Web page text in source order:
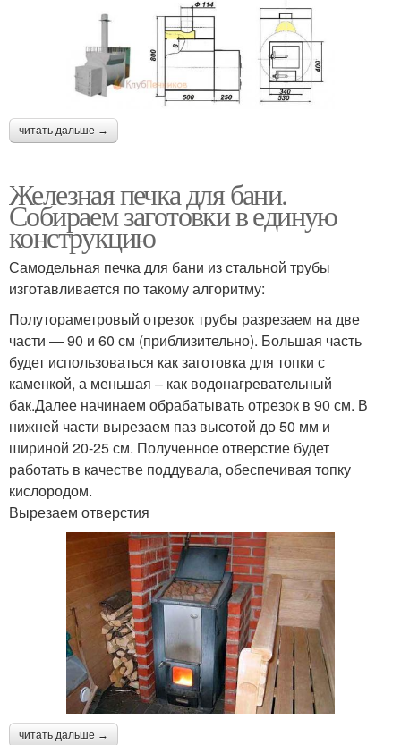
читать дальше →
Железная печка для бани.
Собираем заготовки в единую
конструкцию
Самодельная печка для бани из стальной трубы
изготавливается по такому алгоритму:
Полутораметровый отрезок трубы разрезаем на две
части — 90 и 60 см (приблизительно). Большая часть
будет использоваться как заготовка для топки с
каменкой, а меньшая – как водонагревательный
бак.Далее начинаем обрабатывать отрезок в 90 см. В
нижней части вырезаем паз высотой до 50 мм и
шириной 20-25 см. Полученное отверстие будет
работать в качестве поддувала, обеспечивая топку
кислородом.
Вырезаем отверстия
читать дальше →